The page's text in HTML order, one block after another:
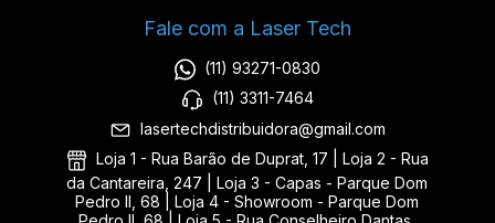
Fale com a Laser Tech
(11) 93271-0830
(11) 3311-7464
lasertechdistribuidora@gmail.com
Loja 1 - Rua Barão de Duprat, 17 | Loja 2 - Rua
da Cantareira, 247 | Loja 3 - Capas - Parque Dom
Pedro II, 68 | Loja 4 - Showroom - Parque Dom